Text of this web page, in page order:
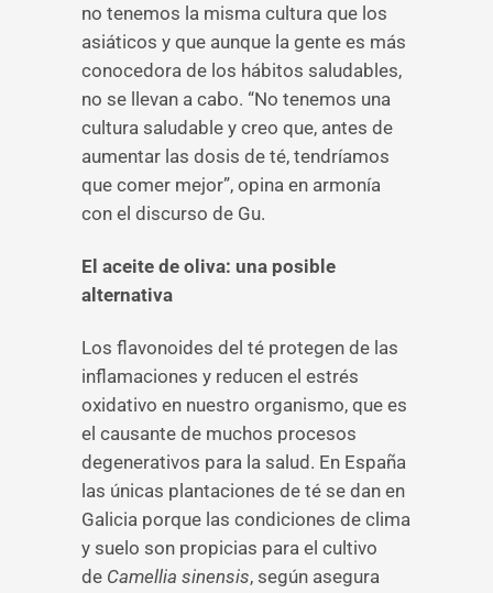
no tenemos la misma cultura que los
asiáticos y que aunque la gente es más
conocedora de los hábitos saludables,
no se llevan a cabo. “No tenemos una
cultura saludable y creo que, antes de
aumentar las dosis de té, tendríamos
que comer mejor”, opina en armonía
con el discurso de Gu.
El aceite de oliva: una posible
alternativa
Los flavonoides del té protegen de las
inflamaciones y reducen el estrés
oxidativo en nuestro organismo, que es
el causante de muchos procesos
degenerativos para la salud. En España
las únicas plantaciones de té se dan en
Galicia porque las condiciones de clima
y suelo son propicias para el cultivo
de Camellia sinensis, según asegura